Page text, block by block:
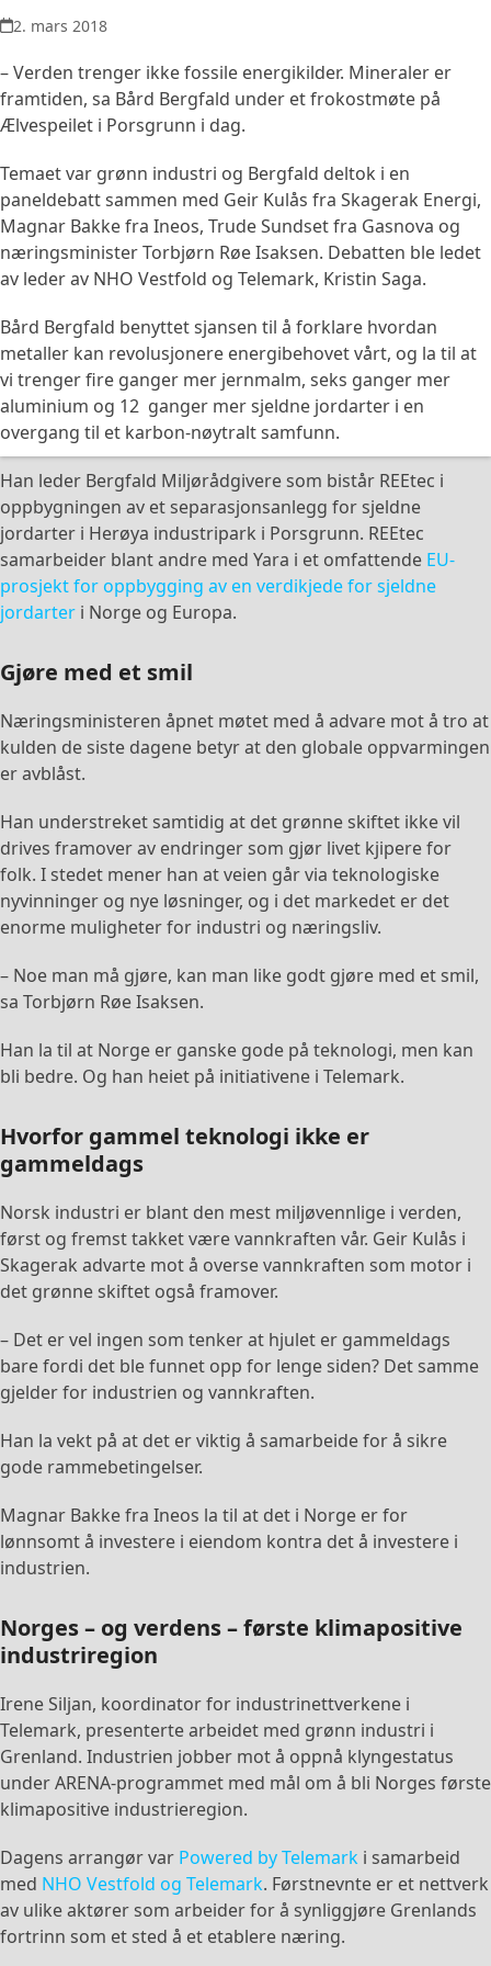
2. mars 2018
– Verden trenger ikke fossile energikilder. Mineraler er
framtiden, sa Bård Bergfald under et frokostmøte på
Ælvespeilet i Porsgrunn i dag.
Temaet var grønn industri og Bergfald deltok i en
paneldebatt sammen med Geir Kulås fra Skagerak Energi,
Magnar Bakke fra Ineos, Trude Sundset fra Gasnova og
næringsminister Torbjørn Røe Isaksen. Debatten ble ledet
av leder av NHO Vestfold og Telemark, Kristin Saga.
Bård Bergfald benyttet sjansen til å forklare hvordan
metaller kan revolusjonere energibehovet vårt, og la til at
vi trenger fire ganger mer jernmalm, seks ganger mer
aluminium og 12 ganger mer sjeldne jordarter i en
overgang til et karbon-nøytralt samfunn.
Han leder Bergfald Miljørådgivere som bistår REEtec i
oppbygningen av et separasjonsanlegg for sjeldne
jordarter i Herøya industripark i Porsgrunn. REEtec
samarbeider blant andre med Yara i et omfattende EU-
prosjekt for oppbygging av en verdikjede for sjeldne
jordarter i Norge og Europa.
Gjøre med et smil
Næringsministeren åpnet møtet med å advare mot å tro at
kulden de siste dagene betyr at den globale oppvarmingen
er avblåst.
Han understreket samtidig at det grønne skiftet ikke vil
drives framover av endringer som gjør livet kjipere for
folk. I stedet mener han at veien går via teknologiske
nyvinninger og nye løsninger, og i det markedet er det
enorme muligheter for industri og næringsliv.
– Noe man må gjøre, kan man like godt gjøre med et smil,
sa Torbjørn Røe Isaksen.
Han la til at Norge er ganske gode på teknologi, men kan
bli bedre. Og han heiet på initiativene i Telemark.
Hvorfor gammel teknologi ikke er
gammeldags
Norsk industri er blant den mest miljøvennlige i verden,
først og fremst takket være vannkraften vår. Geir Kulås i
Skagerak advarte mot å overse vannkraften som motor i
det grønne skiftet også framover.
– Det er vel ingen som tenker at hjulet er gammeldags
bare fordi det ble funnet opp for lenge siden? Det samme
gjelder for industrien og vannkraften.
Han la vekt på at det er viktig å samarbeide for å sikre
gode rammebetingelser.
Magnar Bakke fra Ineos la til at det i Norge er for
lønnsomt å investere i eiendom kontra det å investere i
industrien.
Norges – og verdens – første klimapositive
industriregion
Irene Siljan, koordinator for industrinettverkene i
Telemark, presenterte arbeidet med grønn industri i
Grenland. Industrien jobber mot å oppnå klyngestatus
under ARENA-programmet med mål om å bli Norges første
klimapositive industrieregion.
Dagens arrangør var Powered by Telemark i samarbeid
med NHO Vestfold og Telemark. Førstnevnte er et nettverk
av ulike aktører som arbeider for å synliggjøre Grenlands
fortrinn som et sted å et etablere næring.